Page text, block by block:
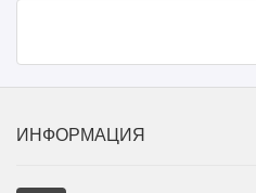
ИНФОРМАЦИЯ